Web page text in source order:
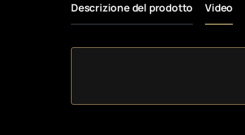
Descrizione del prodotto Video